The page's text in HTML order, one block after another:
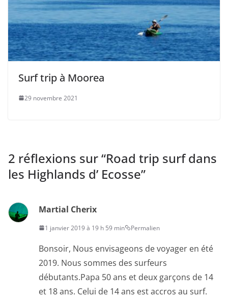
Surf trip à Moorea
29 novembre 2021
2 réflexions sur “Road trip surf dans
les Highlands d’ Ecosse”
Martial Cherix
1 janvier 2019 à 19 h 59 min Permalien
Bonsoir, Nous envisageons de voyager en été
2019. Nous sommes des surfeurs
débutants.Papa 50 ans et deux garçons de 14
et 18 ans. Celui de 14 ans est accros au surf.